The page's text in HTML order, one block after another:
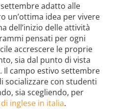
adatto alle
un’ottima idea per vivere
dell’inizio delle attività
pensati per ogni
accrescere le proprie
sia dal punto di vista
Il campo estivo settembre
socializzare con studenti
sia scegliendo, per
inglese in italia.